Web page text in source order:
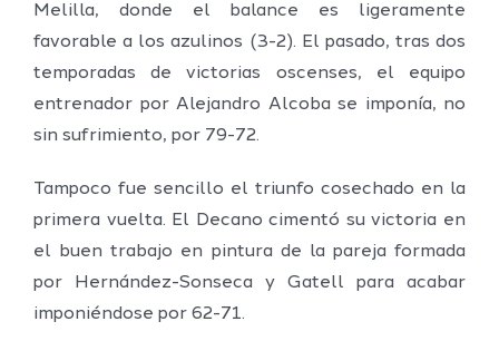
Melilla, donde el balance es ligeramente
favorable a los azulinos (3-2). El pasado, tras dos
temporadas de victorias oscenses, el equipo
entrenador por Alejandro Alcoba se imponía, no
sin sufrimiento, por 79-72.
Tampoco fue sencillo el triunfo cosechado en la
primera vuelta. El Decano cimentó su victoria en
el buen trabajo en pintura de la pareja formada
por Hernández-Sonseca y Gatell para acabar
imponiéndose por 62-71.